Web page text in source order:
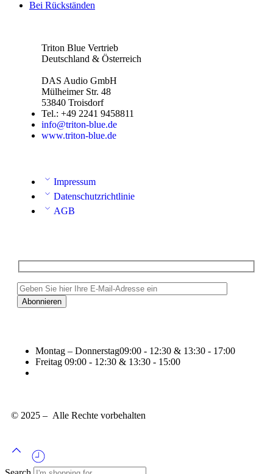
Bei Rückständen
Triton Blue Vertrieb
Deutschland & Österreich
DAS Audio GmbH
Mülheimer Str. 48
53840 Troisdorf
Tel.: +49 2241 9458811
info@triton-blue.de
www.triton-blue.de
Impressum
Datenschutzrichtlinie
AGB
Montag – Donnerstag09:00 - 12:30 & 13:30 - 17:00
Freitag 09:00 - 12:30 & 13:30 - 15:00
© 2025 – Alle Rechte vorbehalten